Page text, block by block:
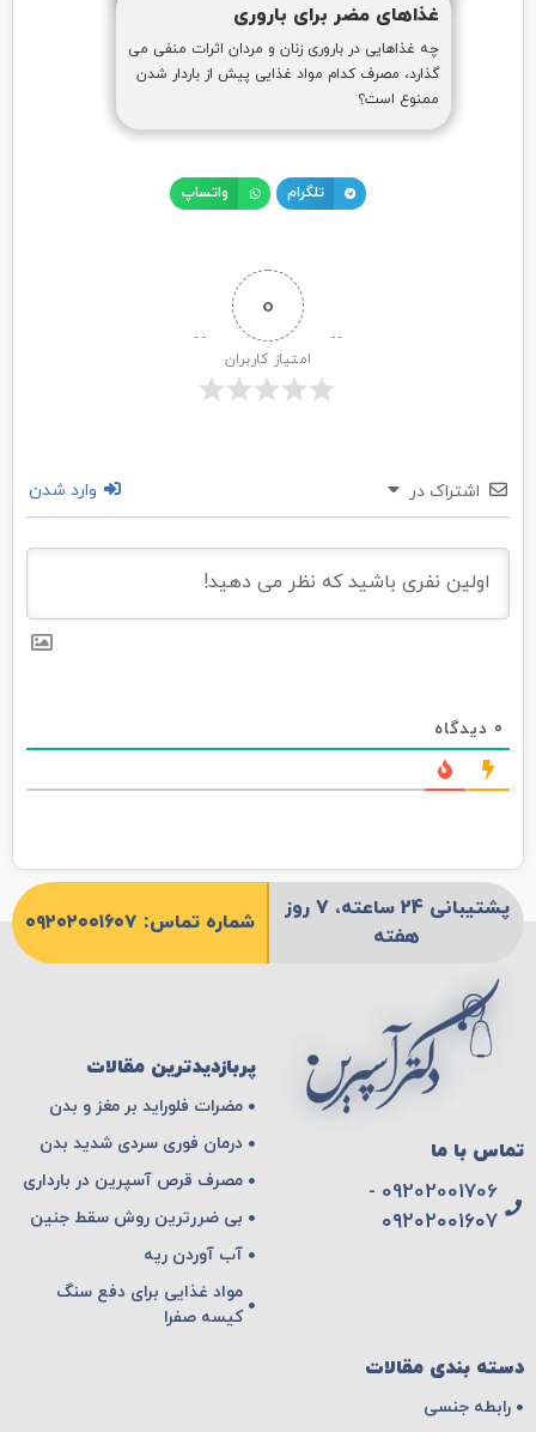
غذاهای مضر برای باروری
چه غذاهایی در باروری زنان و مردان اثرات منفی می
گذارد، مصرف کدام مواد غذایی پیش از باردار شدن
ممنوع است؟
تلگرام واتساپ
0
امتیاز کاربران
اشتراک در وارد شدن
0 دیدگاه
پشتیبانی 24 ساعته، 7 روز
هفته
شماره تماس: ۰۹۲۰۲۰۰۱۶۰۷
تماس با ما
09202001706 -
۰۹۲۰۲۰۰۱۶۰۷
پربازدیدترین مقالات
مضرات فلوراید بر مغز و بدن
درمان فوری سردی شدید بدن
مصرف قرص آسپرین در بارداری
بی ضررترین روش سقط جنین
آب آوردن ریه
مواد غذایی برای دفع سنگ
کیسه صفرا
دسته بندی مقالات
رابطه جنسی